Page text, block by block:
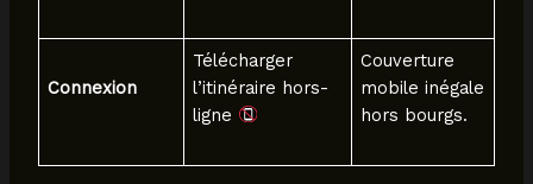
Connexion
Télécharger
l’itinéraire hors-
ligne
Couverture
mobile inégale
hors bourgs.